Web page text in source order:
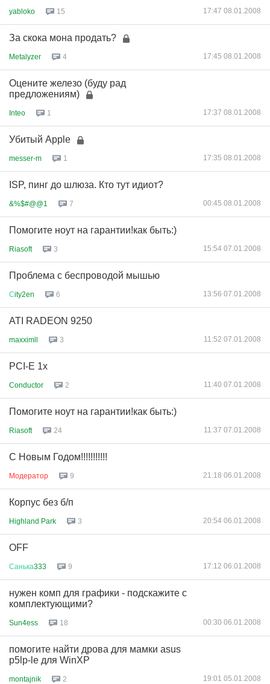
yabloko 15 17:47 08.01.2008
За скока мона продать?
Metalyzer 4 17:45 08.01.2008
Оцените железо (буду рад
предложениям)
Inteo 1 17:37 08.01.2008
Убитый Apple
messer-m 1 17:35 08.01.2008
ISP, пинг до шлюза. Кто тут идиот?
&%$#@@1 7 00:45 08.01.2008
Помогите ноут на гарантии!как быть:)
Riasoft 3 15:54 07.01.2008
Проблема с беспроводой мышью
Сity2en 6 13:56 07.01.2008
ATI RADEON 9250
maxximll 3 11:52 07.01.2008
PCI-E 1x
Conductor 2 11:40 07.01.2008
Помогите ноут на гарантии!как быть:)
Riasoft 24 11:37 07.01.2008
С Новым Годом!!!!!!!!!!!
Модератор 9 21:18 06.01.2008
Корпус без б/п
Highland Park 3 20:54 06.01.2008
OFF
Санька333 9 17:12 06.01.2008
нужен комп для графики - подскажите с
комплектующими?
Sun4ess 18 00:30 06.01.2008
помогите найти дрова для мамки asus
p5lp-le для WinXP
montajnik 2 19:01 05.01.2008